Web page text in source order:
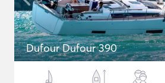
Dufour Dufour 390